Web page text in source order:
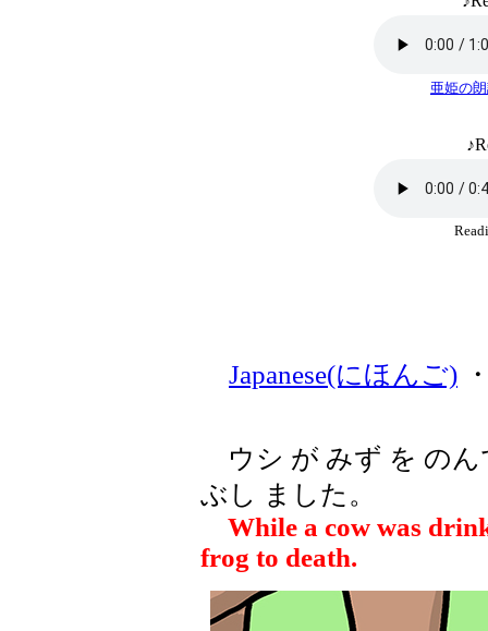
亜姫の
Japanese(にほんご)
ウシ が みず を のん
ぶし ました。
While a cow was
frog to death.